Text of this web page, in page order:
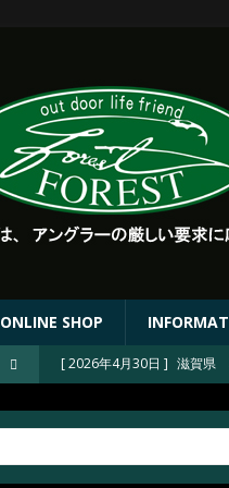
ONLINE SHOP
[ 2026年4月30日 ] 滋賀県
2026